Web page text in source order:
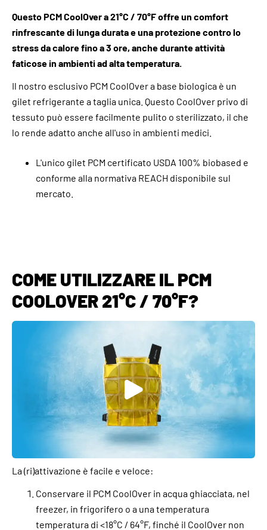
Questo PCM CoolOver a 21°C / 70°F offre un comfort
rinfrescante di lunga durata e una protezione contro lo
stress da calore fino a 3 ore, anche durante attività
faticose in ambienti ad alta temperatura.
Il nostro esclusivo PCM CoolOver a base biologica è un
gilet refrigerante a taglia unica. Questo CoolOver privo di
tessuto può essere facilmente pulito o sterilizzato, il che
lo rende adatto anche all'uso in ambienti medici.
L'unico gilet PCM certificato USDA 100% biobased e
conforme alla normativa REACH disponibile sul
mercato.
COME UTILIZZARE IL PCM
COOLOVER 21°C / 70°F?
La (ri)attivazione è facile e veloce:
Conservare il PCM CoolOver in acqua ghiacciata, nel
freezer, in frigorifero o a una temperatura
temperatura di <18°C / 64°F, finché il CoolOver non